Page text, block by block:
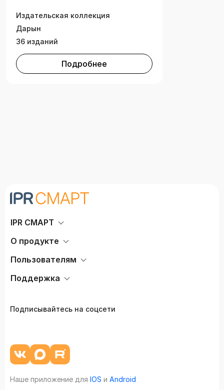
Издательская коллекция
Дарын
36 изданий
Подробнее
IPR СМАРТ
О продукте
Пользователям
Поддержка
Подписывайтесь на соцсети
Наше приложение для IOS и Android